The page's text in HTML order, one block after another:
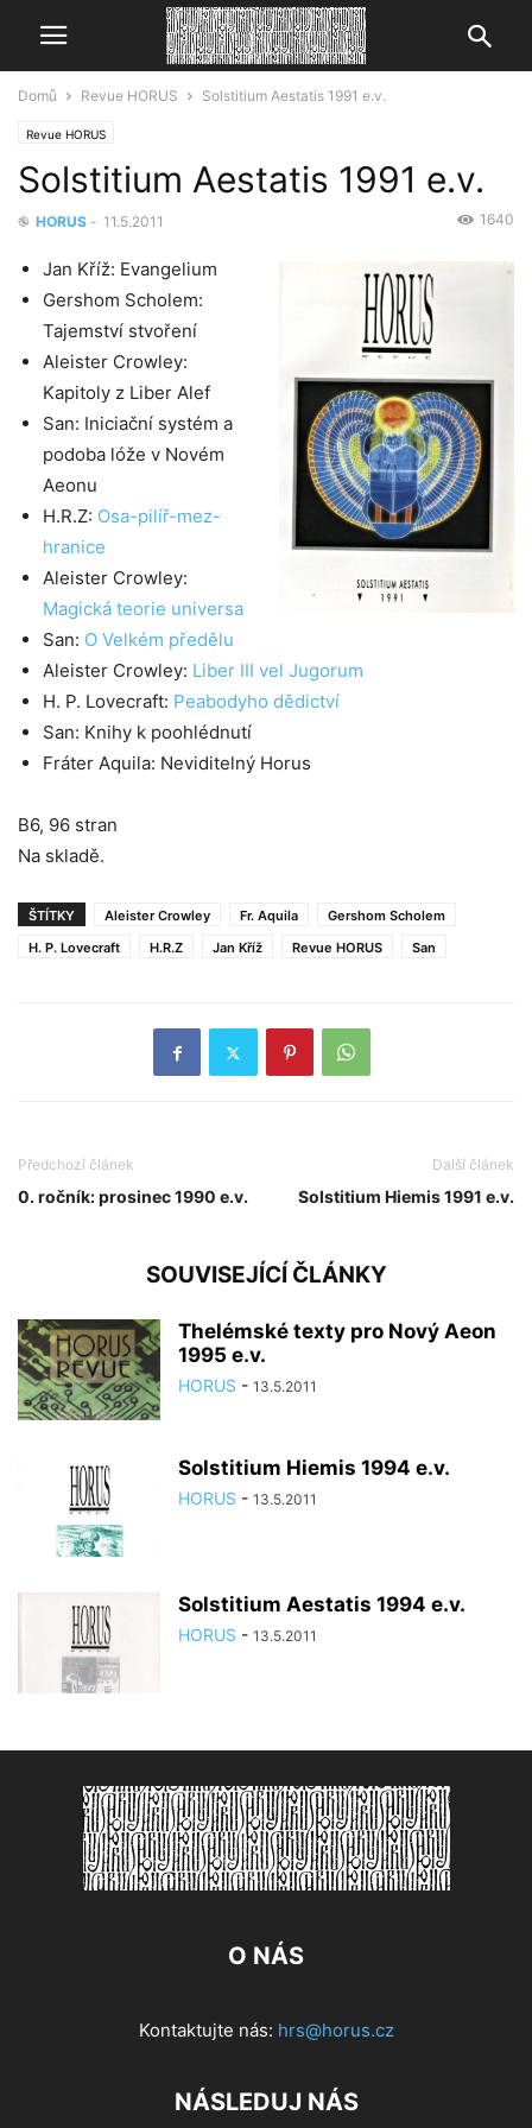
Domů Revue HORUS Solstitium Aestatis 1991 e.v.
Revue HORUS
Solstitium Aestatis 1991 e.v.
֎ HORUS - 11.5.2011 1640
Jan Kříž: Evangelium
Gershom Scholem:
Tajemství stvoření
Aleister Crowley:
Kapitoly z Liber Alef
San: Iniciační systém a
podoba lóže v Novém
Aeonu
H.R.Z: Osa-pilíř-mez-
hranice
Aleister Crowley:
Magická teorie universa
San: O Velkém předělu
Aleister Crowley: Liber III vel Jugorum
H. P. Lovecraft: Peabodyho dědictví
San: Knihy k poohlédnutí
Fráter Aquila: Neviditelný Horus
B6, 96 stran
Na skladě.
ŠTÍTKY Aleister Crowley Fr. Aquila
Gershom Scholem
H. P. Lovecraft
H.R.Z Jan Kříž Revue HORUS San
Předchozí článek
0. ročník: prosinec 1990 e.v.
Další článek
Solstitium Hiemis 1991 e.v.
SOUVISEJÍCÍ ČLÁNKY
Thelémské texty pro Nový Aeon
1995 e.v.
HORUS - 13.5.2011
Solstitium Hiemis 1994 e.v.
HORUS - 13.5.2011
Solstitium Aestatis 1994 e.v.
HORUS - 13.5.2011
O NÁS
Kontaktujte nás: hrs@horus.cz
NÁSLEDUJ NÁS